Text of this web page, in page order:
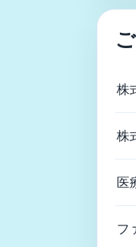
株
株
医
フ